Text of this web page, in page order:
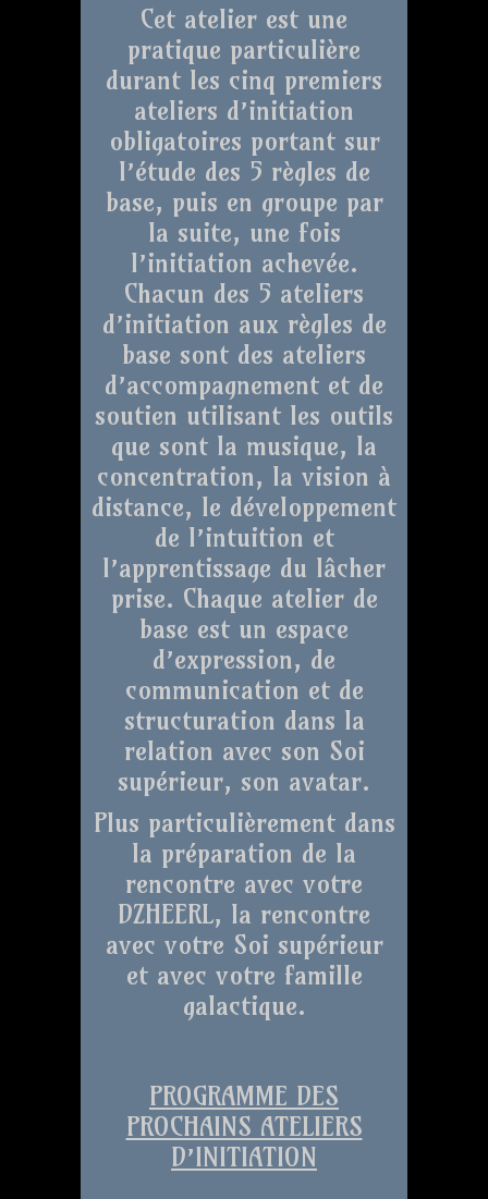
Cet atelier est une
pratique particulière
durant les cinq premiers
ateliers d’initiation
obligatoires portant sur
l’étude des 5 règles de
base, puis en groupe par
la suite, une fois
l’initiation achevée.
Chacun des 5 ateliers
d’initiation aux règles de
base sont des ateliers
d’accompagnement et de
soutien utilisant les outils
que sont la musique, la
concentration, la vision à
distance, le développement
de l’intuition et
l’apprentissage du lâcher
prise. Chaque atelier de
base est un espace
d’expression, de
communication et de
structuration dans la
relation avec son Soi
supérieur, son avatar.
Plus particulièrement dans
la préparation de la
rencontre avec votre
DZHEERL, la rencontre
avec votre Soi supérieur
et avec votre famille
galactique.
PROGRAMME DES
PROCHAINS ATELIERS
D’INITIATION